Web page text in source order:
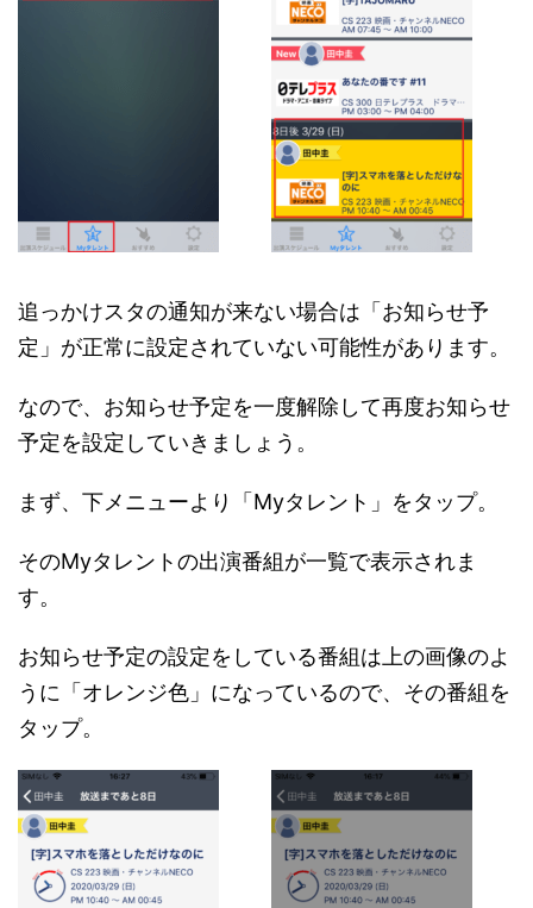
追っかけスタの通知が来ない場合は「お知らせ予
定」が正常に設定されていない可能性があります。
なので、お知らせ予定を一度解除して再度お知らせ
予定を設定していきましょう。
まず、下メニューより「Myタレント」をタップ。
そのMyタレントの出演番組が一覧で表示されま
す。
お知らせ予定の設定をしている番組は上の画像のよ
うに「オレンジ色」になっているので、その番組を
タップ。